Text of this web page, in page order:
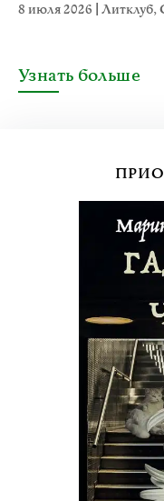
8 июля 2026 Литклуб,
Узнать больше